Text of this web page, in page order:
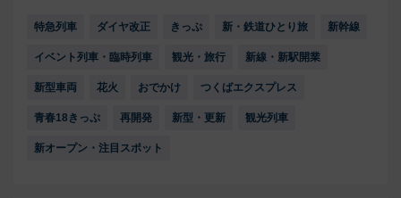
特急列車 ダイヤ改正 きっぷ 新・鉄道ひとり旅 新幹線
イベント列車・臨時列車 観光・旅行 新線・新駅開業
新型車両 花火 おでかけ つくばエクスプレス
青春18きっぷ 再開発 新型・更新 観光列車
新オープン・注目スポット